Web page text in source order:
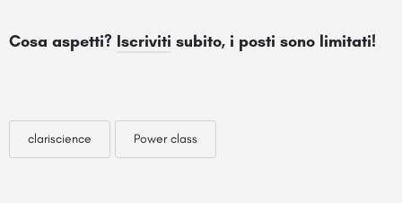
Cosa aspetti? Iscriviti subito, i posti sono limitati!
clariscience Power class